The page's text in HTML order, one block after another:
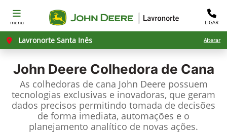
menu LIGAR
Lavronorte Santa Inês Alterar
John Deere Colhedora de Cana
As colhedoras de cana John Deere possuem
tecnologias exclusivas e inovadoras, que geram
dados precisos permitindo tomada de decisões
de forma imediata, automações e o
planejamento analítico de novas ações.